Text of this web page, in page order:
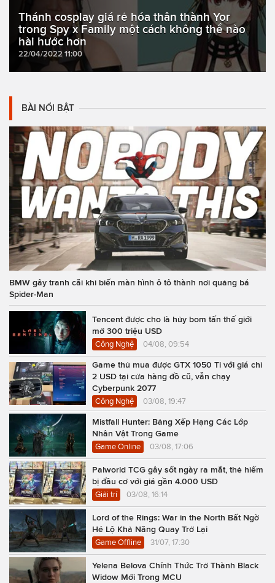
Thánh cosplay giá rẻ hóa thân thành Yor
trong Spy x Family một cách không thể nào
hài hước hơn
22/04/2022 11:00
BÀI NỔI BẬT
BMW gây tranh cãi khi biến màn hình ô tô thành nơi quảng bá
Spider-Man
Tencent được cho là hủy bom tấn thế giới
mở 300 triệu USD
Công Nghệ 04/08, 09:54
Game thủ mua được GTX 1050 Ti với giá chỉ
2 USD tại cửa hàng đồ cũ, vẫn chạy
Cyberpunk 2077
Công Nghệ 03/08, 19:47
Mistfall Hunter: Bảng Xếp Hạng Các Lớp
Nhân Vật Trong Game
Game Online 03/08, 17:06
Palworld TCG gây sốt ngày ra mắt, thẻ hiếm
bị đầu cơ với giá gần 4.000 USD
Giải trí 03/08, 16:14
Lord of the Rings: War in the North Bất Ngờ
Hé Lộ Khả Năng Quay Trở Lại
Game Offline 31/07, 17:30
Yelena Belova Chính Thức Trở Thành Black
Widow Mới Trong MCU